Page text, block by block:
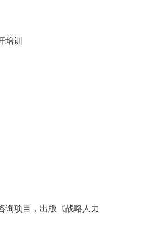
培训
询项目，出版《战略人力